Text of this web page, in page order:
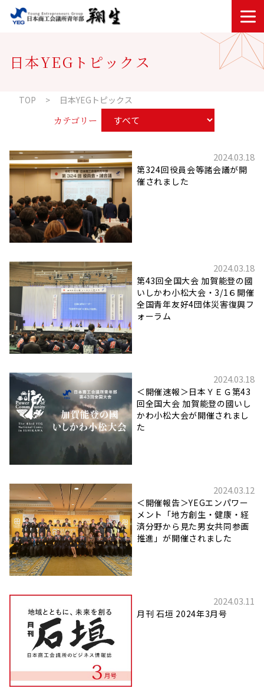
内容をスキップ
日本YEGトピックス
TOP 日本YEGトピックス
カテゴリー
2024.03.18
第324回役員会等諸会議が開
催されました
2024.03.18
第43回全国大会 加賀能登の國
いしかわ小松大会・3/1６開催
全国青年友好4団体災害復興フ
ォーラム
2024.03.18
＜開催速報＞日本ＹＥＧ第43
回全国大会 加賀能登の國いし
かわ小松大会が開催されまし
た
2024.03.12
＜開催報告＞YEGエンパワー
メント「地方創生・健康・経
済分野から見た男女共同参画
推進」が開催されました
2024.03.11
月刊 石垣 2024年3月号